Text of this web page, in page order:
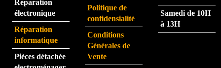
rapid
e.
pers
onne
Réparation
électronique
Réparation
informatique
Pièces détachée
Politique de
confidensialité
Conditions
Générales de
Vente
Samedi de 10H
à 13H